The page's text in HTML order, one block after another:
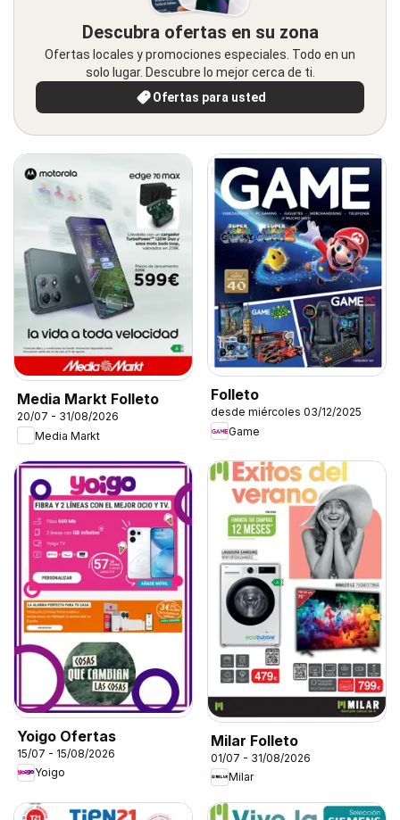
Descubra ofertas en su zona
Ofertas locales y promociones especiales. Todo en un
solo lugar. Descubre lo mejor cerca de ti.
Ofertas para usted
Media Markt Folleto
20/07 - 31/08/2026
Media Markt
Folleto
desde miércoles 03/12/2025
Game
Yoigo Ofertas
15/07 - 15/08/2026
Yoigo
Milar Folleto
01/07 - 31/08/2026
Milar